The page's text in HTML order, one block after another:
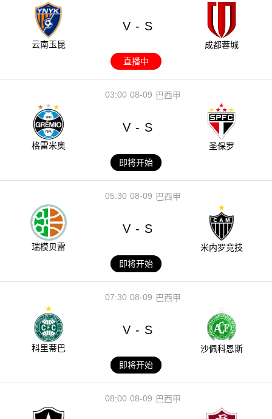
云南玉昆
V - S
成都蓉城
直播中
08-09
03:00 巴西甲
格雷米奥
V - S
圣保罗
即将开始
08-09
05:30 巴西甲
瑞模贝雷
V - S
米内罗竞技
即将开始
08-09
07:30 巴西甲
科里蒂巴
V - S
沙佩科恩斯
即将开始
08-09
08:00 巴西甲